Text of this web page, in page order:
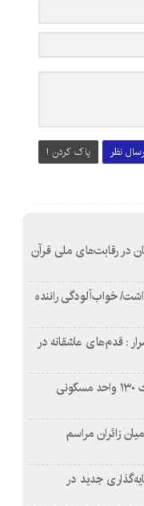
نظر پاک کردن !
در رقابت‌های ملی قرآن
۴ فوتی برجا گذاشت/ خواب‌آلودگی راننده
: قدم‌های عاشقانه در
بازآفرینی محله همت‌آباد اصفهان با احداث ۱۳۰ واحد مسکونی
میان زائران مراسم
سرمایه‌گذاری جدید در